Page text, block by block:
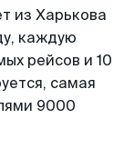
из Харькова
каждую
рейсов и 10
самая
9000